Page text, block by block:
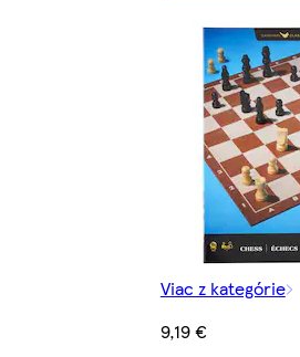
Viac z kategórie
9,19 €